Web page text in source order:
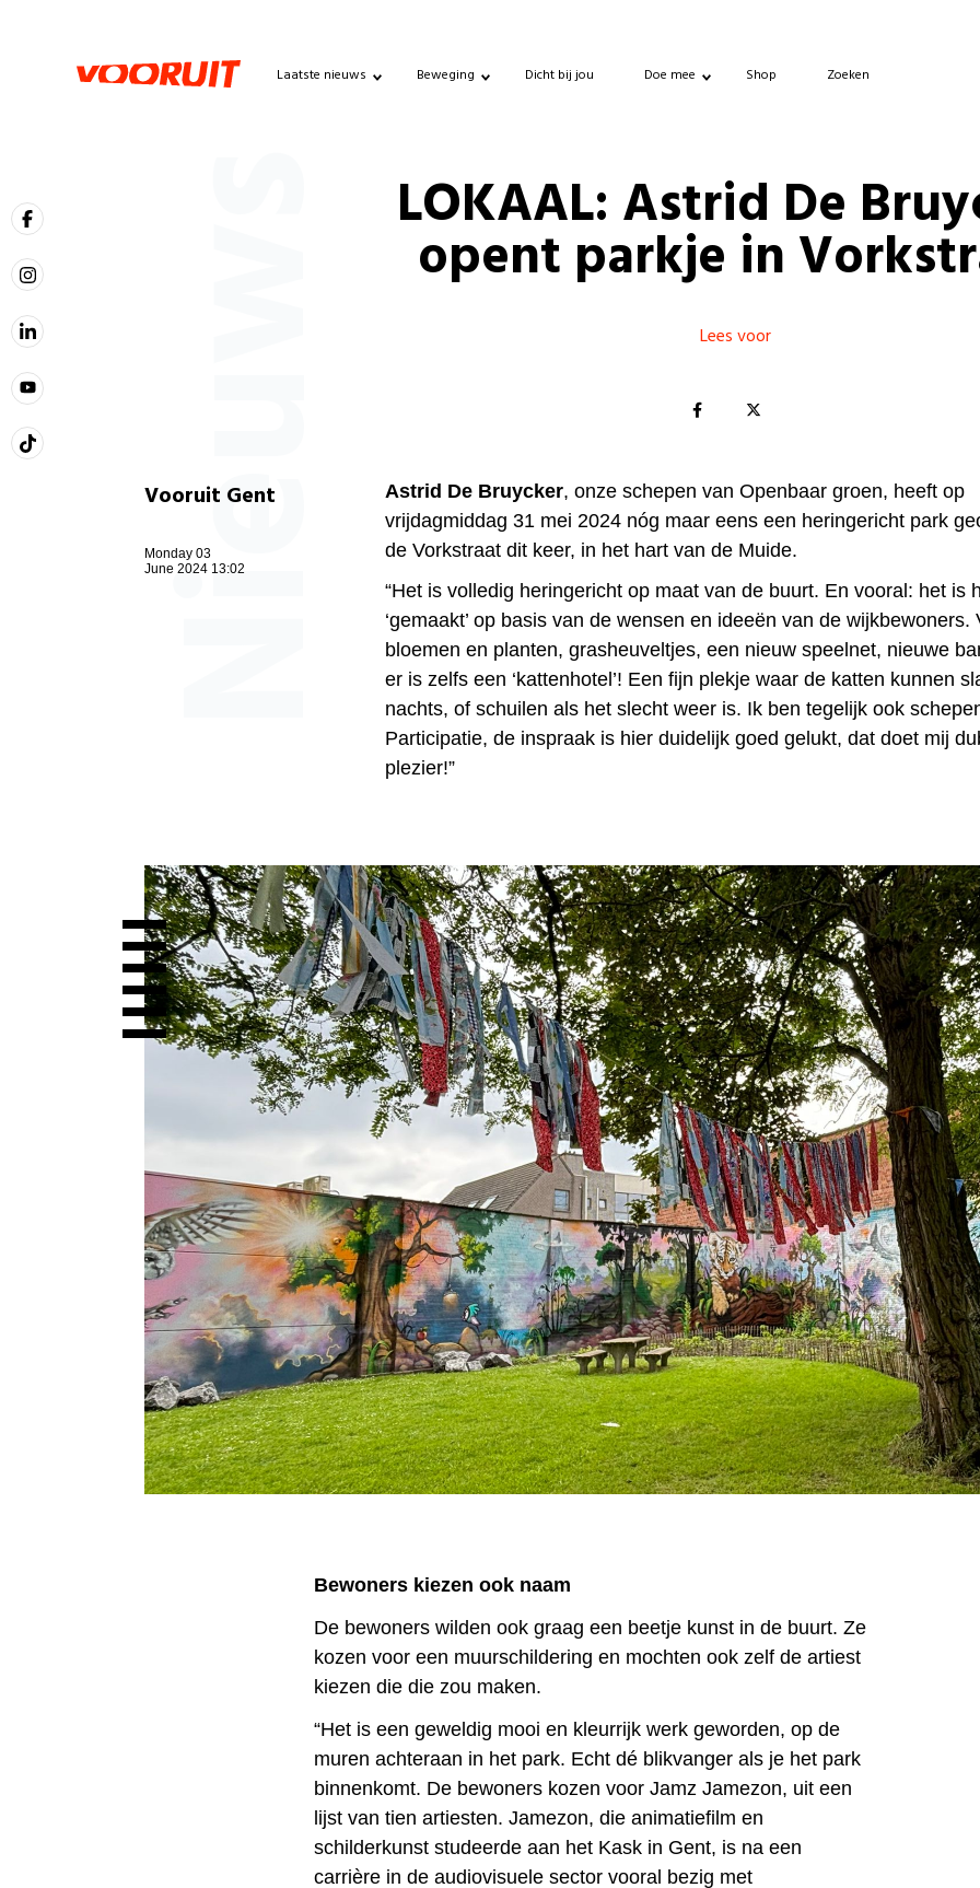
Laatste nieuws Beweging Dicht bij jou Doe mee Shop Zoeken
NieuwsLOKAAL: Astrid De
opent parkje in
Lees voor
Vooruit Gent
Monday 03
June 2024 13:02
Astrid De Bruycker, onze schepen van Openbaar groen, heeft op
vrijdagmiddag 31 mei 2024 nóg maar eens een heringericht park
de Vorkstraat dit keer, in het hart van de Muide.
“Het is volledig heringericht op maat van de buurt. En vooral: het is
‘gemaakt’ op basis van de wensen en ideeën van de wijkbewoners.
bloemen en planten, grasheuveltjes, een nieuw speelnet, nieuwe
er is zelfs een ‘kattenhotel’! Een fijn plekje waar de katten kunnen
nachts, of schuilen als het slecht weer is. Ik ben tegelijk ook
Participatie, de inspraak is hier duidelijk goed gelukt, dat doet mij
plezier!”
Bewoners kiezen ook naam
De bewoners wilden ook graag een beetje kunst in de buurt. Ze
kozen voor een muurschildering en mochten ook zelf de artiest
kiezen die die zou maken.
“Het is een geweldig mooi en kleurrijk werk geworden, op de
muren achteraan in het park. Echt dé blikvanger als je het park
binnenkomt. De bewoners kozen voor Jamz Jamezon, uit een
lijst van tien artiesten. Jamezon, die animatiefilm en
schilderkunst studeerde aan het Kask in Gent, is na een
carrière in de audiovisuele sector vooral bezig met